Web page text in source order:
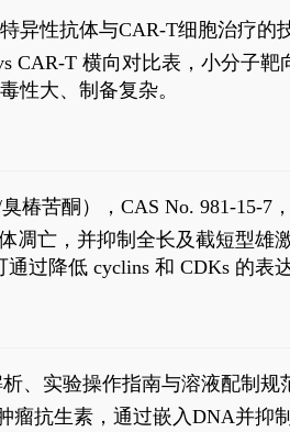
异性抗体与CAR-T细胞治疗的
CAR-T 横向对比表，小分子
性大、制备复杂。
椿苦酮），CAS No. 981-15-7
亡，并抑制全长及截短型雄
过降低 cyclins 和 CDKs 的
接变体(AR-Vs, AR1-651)的抑
、实验操作指南与溶液配制规
瘤抗生素，通过嵌入DNA并